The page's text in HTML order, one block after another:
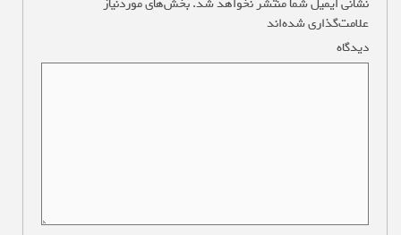
نشانی ایمیل شما منتشر نخواهد شد.بخش‌های موردنیاز
علامت‌گذاری شده‌اند
دیدگاه